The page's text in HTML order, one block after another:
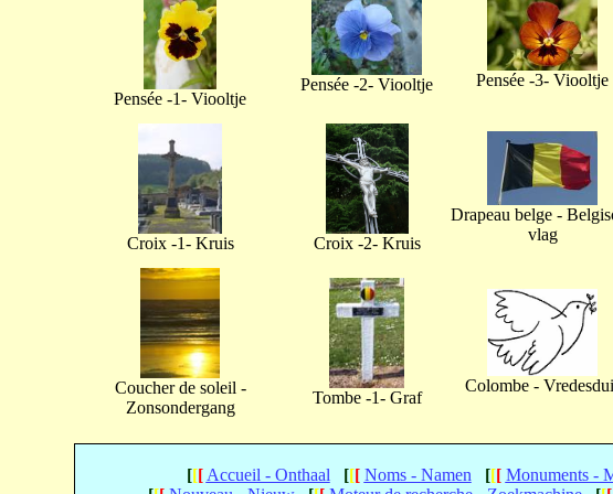
Pensée -1- Viooltje
Pensée -2- Viooltje
Pensée -3- Viooltje
Croix -1- Kruis Croix -2- Kruis
Drapeau belge -
vlag
Coucher de soleil -
Zonsondergang
Tombe -1- Graf
Colombe -
[[[ Accueil - Onthaal [[[ Noms - Namen [[[ Monuments -